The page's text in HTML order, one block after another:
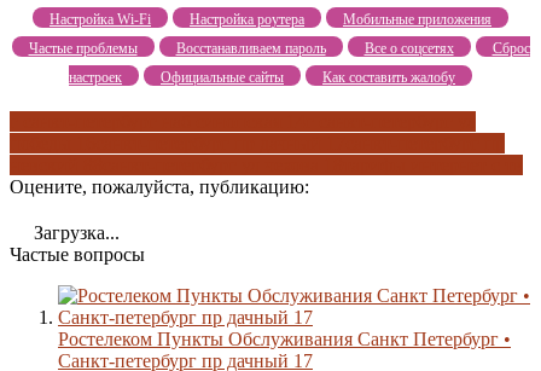
Настройка Wi-Fi Настройка роутера
Мобильные приложения
Частые проблемы
Восстанавливаем пароль Все о соцсетях
Сброс
настроек
Официальные сайты Как составить жалобу
Оцените, пожалуйста, публикацию:
Загрузка...
Частые вопросы
Ростелеком Пункты Обслуживания Санкт Петербург •
Санкт-петербург пр дачный 17